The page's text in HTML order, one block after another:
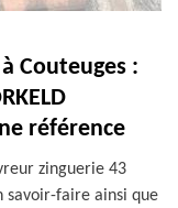
Couteuges :
référence
zinguerie 43
savoir-faire ainsi que